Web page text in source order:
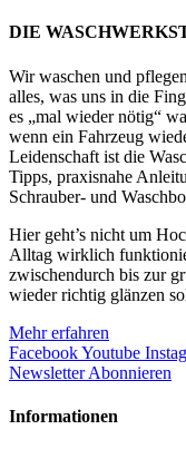
DIE
Wir waschen und
alles, was uns in die
es „mal wieder nötig“
wenn ein Fahrzeug
Leidenschaft ist die
Tipps, praxisnahe
Schrauber- und
Hier geht’s nicht um
Alltag wirklich
zwischendurch bis zur
wieder richtig glänzen
Mehr erfahren
FacebookYoutube
Newsletter Abonnieren
Informationen